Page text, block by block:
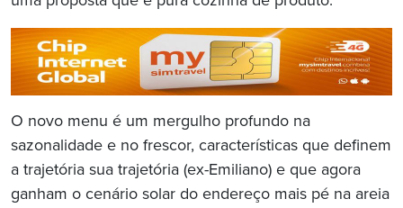
O novo menu é um mergulho profundo na
sazonalidade e no frescor, características que definem
a trajetória sua trajetória (ex-Emiliano) e que agora
ganham o cenário solar do endereço mais pé na areia